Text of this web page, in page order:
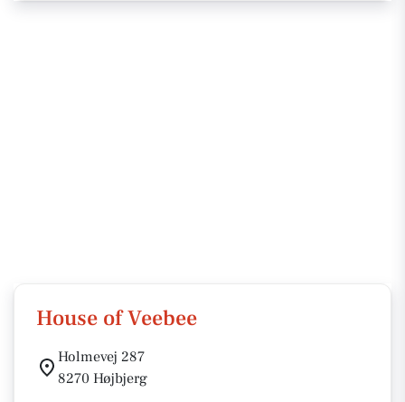
House of Veebee
Holmevej 287
8270 Højbjerg